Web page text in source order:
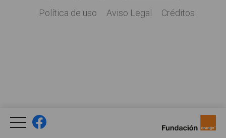
Política de uso Aviso Legal Créditos